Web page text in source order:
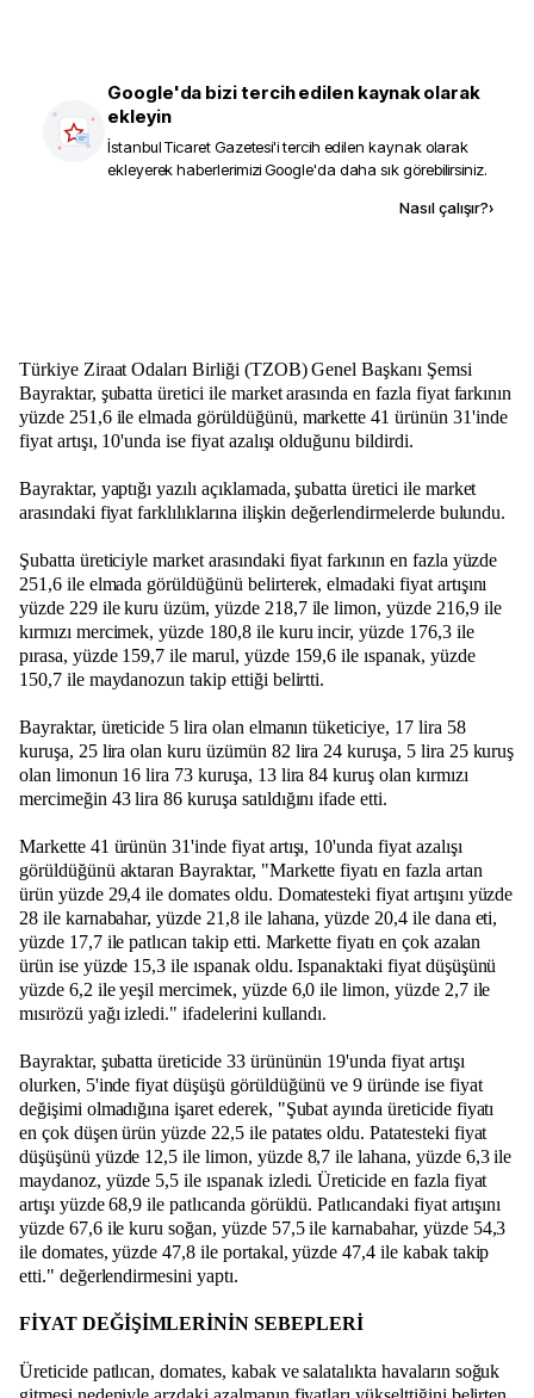
Google'da bizi tercih edilen kaynak olarak
ekleyin
İstanbul Ticaret Gazetesi'i tercih edilen kaynak olarak
ekleyerek haberlerimizi Google'da daha sık görebilirsiniz.
Nasıl çalışır?›
Türkiye Ziraat Odaları Birliği (TZOB) Genel Başkanı Şemsi
Bayraktar, şubatta üretici ile market arasında en fazla fiyat farkının
yüzde 251,6 ile elmada görüldüğünü, markette 41 ürünün 31'inde
fiyat artışı, 10'unda ise fiyat azalışı olduğunu bildirdi.
Bayraktar, yaptığı yazılı açıklamada, şubatta üretici ile market
arasındaki fiyat farklılıklarına ilişkin değerlendirmelerde bulundu.
Şubatta üreticiyle market arasındaki fiyat farkının en fazla yüzde
251,6 ile elmada görüldüğünü belirterek, elmadaki fiyat artışını
yüzde 229 ile kuru üzüm, yüzde 218,7 ile limon, yüzde 216,9 ile
kırmızı mercimek, yüzde 180,8 ile kuru incir, yüzde 176,3 ile
pırasa, yüzde 159,7 ile marul, yüzde 159,6 ile ıspanak, yüzde
150,7 ile maydanozun takip ettiği belirtti.
Bayraktar, üreticide 5 lira olan elmanın tüketiciye, 17 lira 58
kuruşa, 25 lira olan kuru üzümün 82 lira 24 kuruşa, 5 lira 25 kuruş
olan limonun 16 lira 73 kuruşa, 13 lira 84 kuruş olan kırmızı
mercimeğin 43 lira 86 kuruşa satıldığını ifade etti.
Markette 41 ürünün 31'inde fiyat artışı, 10'unda fiyat azalışı
görüldüğünü aktaran Bayraktar, "Markette fiyatı en fazla artan
ürün yüzde 29,4 ile domates oldu. Domatesteki fiyat artışını yüzde
28 ile karnabahar, yüzde 21,8 ile lahana, yüzde 20,4 ile dana eti,
yüzde 17,7 ile patlıcan takip etti. Markette fiyatı en çok azalan
ürün ise yüzde 15,3 ile ıspanak oldu. Ispanaktaki fiyat düşüşünü
yüzde 6,2 ile yeşil mercimek, yüzde 6,0 ile limon, yüzde 2,7 ile
mısırözü yağı izledi." ifadelerini kullandı.
Bayraktar, şubatta üreticide 33 ürününün 19'unda fiyat artışı
olurken, 5'inde fiyat düşüşü görüldüğünü ve 9 üründe ise fiyat
değişimi olmadığına işaret ederek, "Şubat ayında üreticide fiyatı
en çok düşen ürün yüzde 22,5 ile patates oldu. Patatesteki fiyat
düşüşünü yüzde 12,5 ile limon, yüzde 8,7 ile lahana, yüzde 6,3 ile
maydanoz, yüzde 5,5 ile ıspanak izledi. Üreticide en fazla fiyat
artışı yüzde 68,9 ile patlıcanda görüldü. Patlıcandaki fiyat artışını
yüzde 67,6 ile kuru soğan, yüzde 57,5 ile karnabahar, yüzde 54,3
ile domates, yüzde 47,8 ile portakal, yüzde 47,4 ile kabak takip
etti." değerlendirmesini yaptı.
FİYAT DEĞİŞİMLERİNİN SEBEPLERİ
Üreticide patlıcan, domates, kabak ve salatalıkta havaların soğuk